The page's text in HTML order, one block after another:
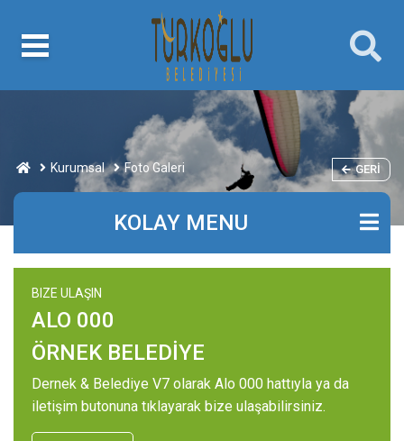
Kurumsal Foto Galeri GERI
KOLAY MENU
BIZE ULAŞIN
ALO 000
ÖRNEK BELEDİYE
Dernek & Belediye V7 olarak Alo 000 hattıyla ya da
iletişim butonuna tıklayarak bize ulaşabilirsiniz.